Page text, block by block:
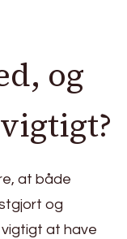
og
at både
og
at have